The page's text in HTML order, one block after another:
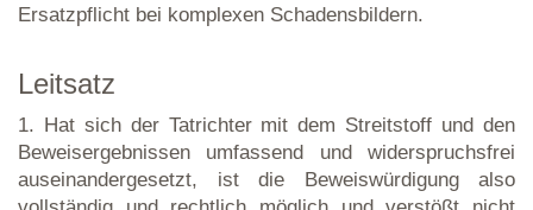
Ersatzpflicht bei komplexen Schadensbildern.
Leitsatz
1. Hat sich der Tatrichter mit dem Streitstoff und den
Beweisergebnissen umfassend und widerspruchsfrei
auseinandergesetzt, ist die Beweiswürdigung also